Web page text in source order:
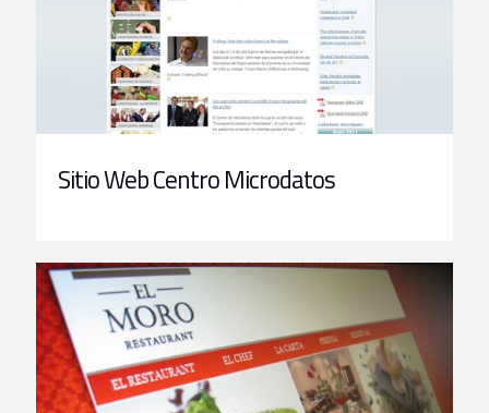
Sitio Web Centro Microdatos